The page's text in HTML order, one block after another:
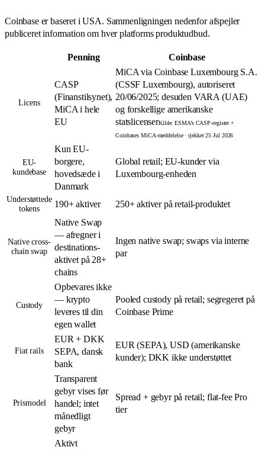
Coinbase er baseret i USA. Sammenligningen nedenfor afspejler
publiceret information om hver platforms produktudbud.
Penning Coinbase
Licens
CASP
(Finanstilsynet),
MiCA i hele
EU
MiCA via Coinbase Luxembourg S.A.
(CSSF Luxembourg), autoriseret
20/06/2025; desuden VARA (UAE)
og forskellige amerikanske
statslicenserKilde:ESMA’s CASP-register +
Coinbases MiCA-meddelelse· tjekket 25 Jul 2026
EU-
kundebase
Kun EU-
borgere,
hovedsæde i
Danmark
Global retail; EU-kunder via
Luxembourg-enheden
Understøttede
tokens
190+ aktiver 250+ aktiver på retail-produktet
Native cross-
chain swap
Native Swap
— afregner i
destinations-
aktivet på 28+
chains
Ingen native swap; swaps via interne
par
Custody
Opbevares ikke
— krypto
leveres til din
egen wallet
Pooled custody på retail; segregeret på
Coinbase Prime
Fiat rails
EUR + DKK
SEPA, dansk
bank
EUR (SEPA), USD (amerikanske
kunder); DKK ikke understøttet
Prismodel
Transparent
gebyr vises før
handel; intet
månedligt
gebyr
Spread + gebyr på retail; flat-fee Pro
tier
Aktivt